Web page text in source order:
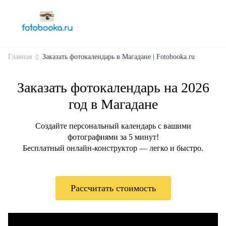
Главная Заказать фотокалендарь в Магадане | Fotobooka.ru
Заказать фотокалендарь на 2026
год в Магадане
Создайте персональный календарь с вашими
фотографиями за 5 минут!
Бесплатный онлайн-конструктор — легко и быстро.
Рассчитать стоимость